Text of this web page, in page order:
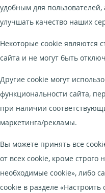
удобным для
улучшать качество наших
Некоторые cookie являются
сайта и не могут быть
Другие cookie могут
функциональности сайта,
при наличии
маркетинга/рекламы.
Вы можете принять все
от всех cookie, кроме строго
необходимые cookie», либо
cookie в разделе «Настроить